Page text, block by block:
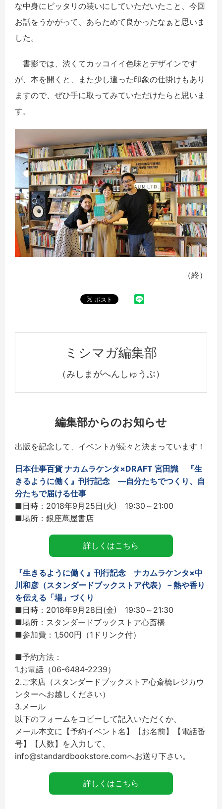
な中身にピッタリの装いにしていただいたこと、今回
お話をうかがって、あらためて良かったなぁと思いま
した。
書影では、渋くてカッコイイ色味とデザインです
が、本を開くと、また少し違った印象の仕掛けもあり
ますので、ぜひ手に取ってみていただけたらと思いま
す。
（終）
ミシマガ編集部
（みしまがへんしゅうぶ）
編集部からのお知らせ
出版を記念して、イベントが続々と決まっています！
日本仕事百貨 ナカムラケンタ×DRAFT 宮田識 『生
きるように働く』刊行記念 ―自分たちでつくり、自
分たちで届ける仕事
■日時：2018年9月25日(火) 19:30～21:00
■場所：銀座蔦屋書店
詳しくはこちら
『生きるように働く』刊行記念 ナカムラケンタ×中
川和彦（スタンダードブックストア代表）－熱や香り
を伝える「場」づくり
■日時：2018年9月28日(金) 19:30～21:30
■場所：スタンダードブックストア心斎橋
■参加費：1,500円（1ドリンク付）
■予約方法：
1.お電話（06-6484-2239）
2.ご来店（スタンダードブックストア心斎橋レジカウ
ンターへお越しください）
3.メール
以下のフォームをコピーして記入いただくか、
メール本文に【予約イベント名】【お名前】【電話番
号】【人数】を入力して、
info@standardbookstore.comへお送り下さい。
詳しくはこちら